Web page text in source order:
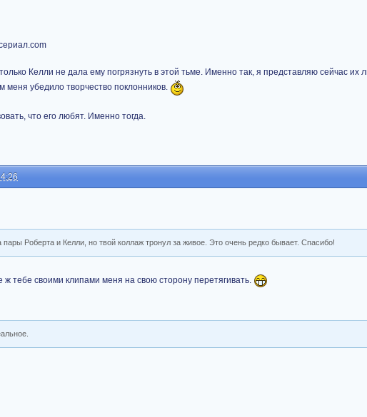
Келли не дала ему погрязнуть в этой тьме. Именно так, я представляю сейчас их
убедило творчество поклонников.
что его любят. Именно тогда.
пары Роберта и Келли, но твой коллаж тронул за живое. Это очень редко бывает. Спасибо!
тебе своими клипами меня на свою сторону перетягивать.